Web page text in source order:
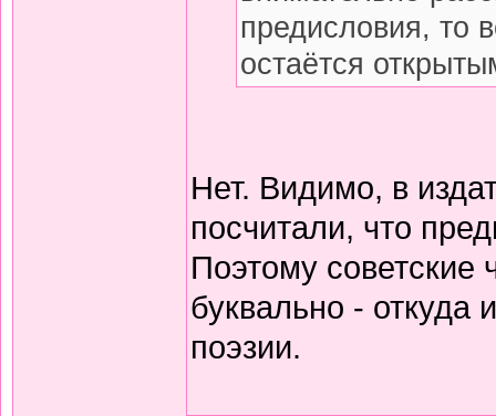
предисловия, то
остаётся
Нет. Видимо, в
посчитали, что
Поэтому советские
буквально -
поэзии.